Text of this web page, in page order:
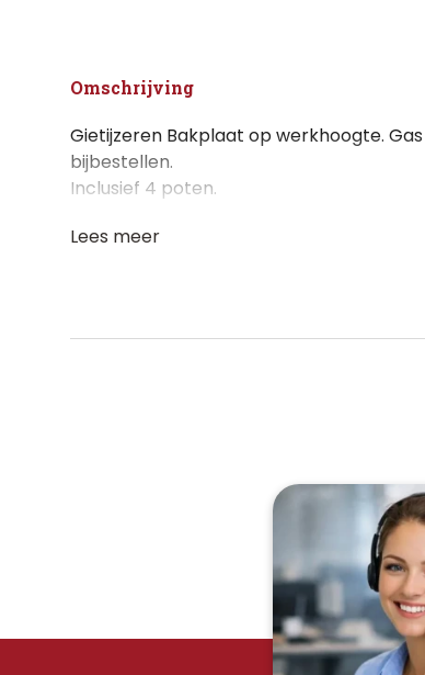
Omschrijving
Gietijzeren Bakplaat op werkhoogte. Gas
bijbestellen.
Inclusief 4 poten.
Lees meer